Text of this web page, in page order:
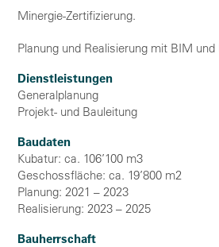
Minergie-Zertifizierung.
Planung und Realisierung mit BIM und
Dienstleistungen
Generalplanung
Projekt- und Bauleitung
Baudaten
Kubatur: ca. 106’100 m3
Geschossfläche: ca. 19’800 m2
Planung: 2021 – 2023
Realisierung: 2023 – 2025
Bauherrschaft